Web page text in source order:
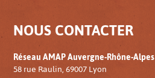
NOUS CONTACTER
Réseau AMAP Auvergne-Rhône-Alpes
58 rue Raulin, 69007 Lyon